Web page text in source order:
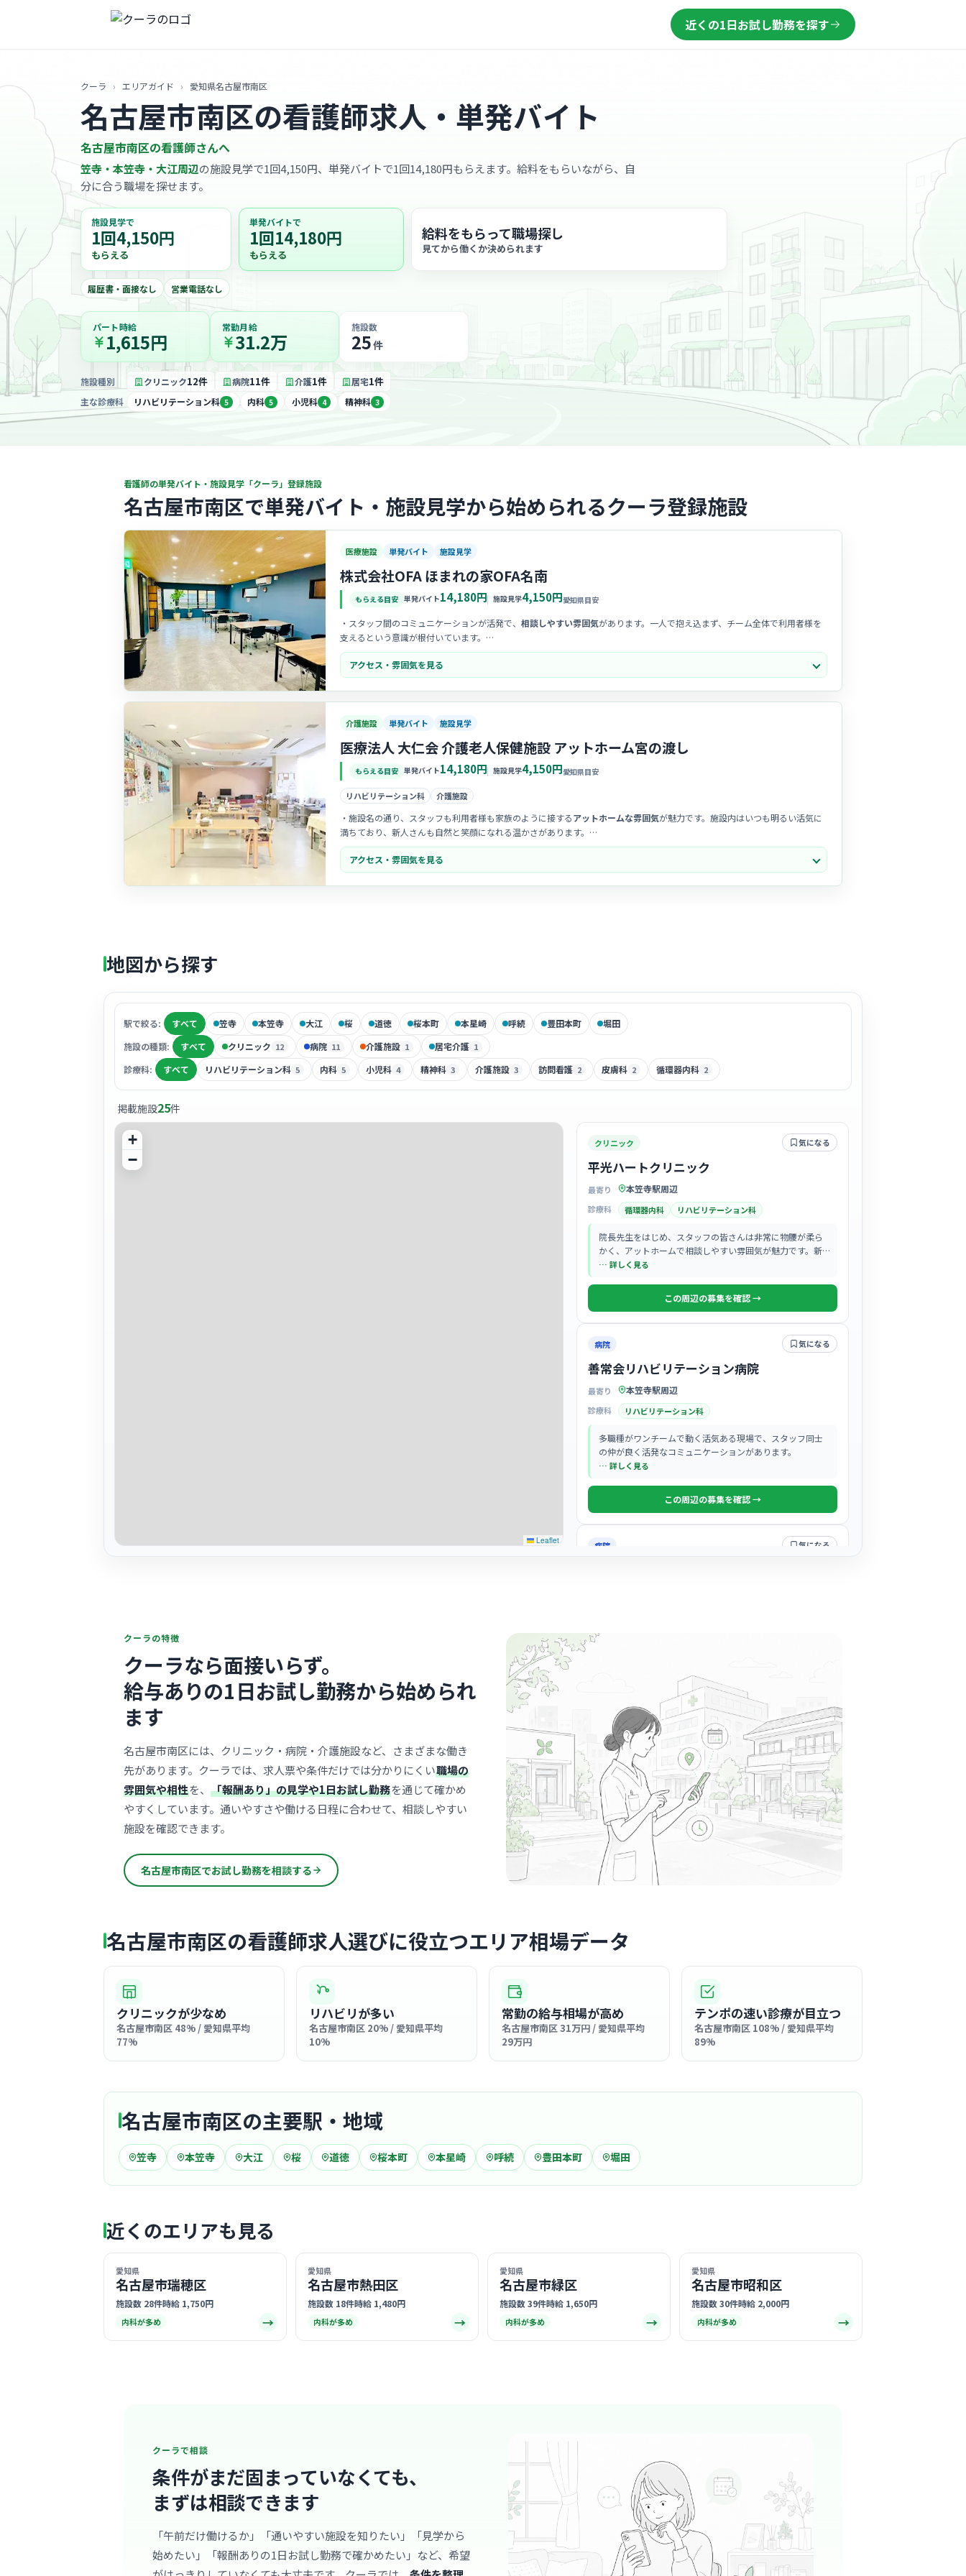
近くの1日お試し勤務を探す
クーラ › エリアガイド › 愛知県名古屋市南区
名古屋市南区の看護師求人・単発バイト
名古屋市南区の看護師さんへ
笠寺・本笠寺・大江周辺の施設見学で1回4,150円、単発バイトで1回14,180円もらえます。給料をもらいながら、自
分に合う職場を探せます。
施設見学で
1回4,150円
もらえる
単発バイトで
1回14,180円
もらえる
給料をもらって職場探し
見てから働くか決められます
履歴書・面接なし 営業電話なし
パート時給
1,615円
常勤月給
31.2万
施設数
25件
施設種別 クリニック12件 病院11件 介護1件 居宅1件
主な診療科 リハビリテーション科 5 内科 5 小児科 4 精神科 3
看護師の単発バイト・施設見学「クーラ」登録施設
名古屋市南区で単発バイト・施設見学から始められるクーラ登録施設
医療施設 単発バイト 施設見学
株式会社OFA ほまれの家OFA名南
もらえる目安 単発バイト14,180円 施設見学4,150円愛知県目安
・スタッフ間のコミュニケーションが活発で、 相談しやすい雰囲気があります。一人で抱え込まず、チーム全体で利用者様を
支えるという意識が根付いています。
・利用者様との心の交流を大切にする「温かい看護」を掲げています。忙しさに追われるだけでなく、一人ひとりと丁寧に向
き合いたい方にぴったりの職場です。
・新しい意見も取り入れてくれる柔軟な社風があり、風通しの良さが魅力です。ブランクがある方や転職者も温かく迎え入れ
てくれる文化が育まれています。
アクセス・雰囲気を見る
介護施設 単発バイト 施設見学
医療法人 大仁会 介護老人保健施設 アットホーム宮の渡し
もらえる目安 単発バイト14,180円 施設見学4,150円愛知県目安
リハビリテーション科 介護施設
・施設名の通り、スタッフも利用者様も家族のように接するアットホームな雰囲気が魅力です。施設内はいつも明るい活気に
満ちており、新人さんも自然と笑顔になれる温かさがあります。
・多職種間の垣根が低く、困ったときには職種を問わず助け合える協力体制が根付いています。お互いを尊重し合う文化があ
るため、人間関係のストレスが少なく、長く働きやすい職場です。
・利用者様一人ひとりとの心の交流を大切にしており、穏やかな時間が流れています。寄り添った看護を実践したい方にとっ
て、非常にやりがいを感じられるポジティブな環境が整っています。
アクセス・雰囲気を見る
地図から探す
駅で絞る: すべて 笠寺 本笠寺 大江 桜 道徳 桜本町 本星崎 呼続 豊田本町
堀田
施設の種類:
すべて クリニック 12 病院 11 介護施設 1 居宅介護 1
診療科: すべて リハビリテーション科 5 内科 5 小児科 4 精神科 3 介護施設 3 訪問看護 2 皮膚科 2 循環器内科 2
掲載施設25件
+
−
Leaflet
クリニック 気になる
平光ハートクリニック
最寄り 本笠寺駅周辺
診療科 循環器内科 リハビリテーション科
院長先生をはじめ、スタッフの皆さんは非常に物腰が柔ら
かく、アットホームで相談しやすい雰囲気が魅力です。新
しく入った看護師さんもすぐに馴染めるよう、周囲が温か
… 詳しく見る
この周辺の募集を確認 →
病院 気になる
善常会リハビリテーション病院
最寄り 本笠寺駅周辺
診療科 リハビリテーション科
多職種がワンチームで動く活気ある現場で、スタッフ同士
の仲が良く活発なコミュニケーションがあります。
… 詳しく見る
この周辺の募集を確認 →
病院 気になる
士が優しい笑顔と思いやりの言葉を掛け合う、明るく風通
この周辺の募集を確認 →
気になる
医療法人 笠寺病院
最寄り 笠寺駅周辺
地域に根ざしたケアミックス病院として、患者様一人ひと
りに寄り添ったアットホームで温かい看護を実践してお
り、院内は常に穏やかな空気が流れています。
… 詳しく見る
名南ふれあい病院
やかで温かい雰囲気に包まれています。ゆったりとした時
間が流れているため、一人ひとりに寄り添った看護を実践
したい方に最適です。
… 詳しく見る
この周辺の募集を確認 →
最寄り
本笠寺駅周辺
スタッフ同士の距離が近く、アットホームで相談しやすい
雰囲気があるのがこの病院の大きな自慢です。
井上医院
本笠寺駅周辺
クリニック 気になる
医療法人カケヒ内科小児科
桜駅周辺
診療科 内科 小児科 +1
クーラの特徴
クーラなら面接いらず。
給与ありの1日お試し勤務から始められ
ます
名古屋市南区には、クリニック・病院・介護施設など、さまざまな働き
先があります。クーラでは、求人票や条件だけでは分かりにくい職場の
雰囲気や相性を、 「報酬あり」の見学や1日お試し勤務を通じて確かめ
やすくしています。通いやすさや働ける日程に合わせて、相談しやすい
施設を確認できます。
名古屋市南区でお試し勤務を相談する
名古屋市南区の看護師求人選びに役立つエリア相場データ
クリニックが少なめ
名古屋市南区 48% / 愛知県平均
77%
リハビリが多い
名古屋市南区 20% / 愛知県平均
10%
常勤の給与相場が高め
名古屋市南区 31万円 / 愛知県平均
29万円
テンポの速い診療が目立つ
名古屋市南区 108% / 愛知県平均
89%
名古屋市南区の主要駅・地域
笠寺 本笠寺 大江 桜 道徳 桜本町 本星崎 呼続 豊田本町 堀田
近くのエリアも見る
愛知県
名古屋市瑞穂区
施設数 28件時給 1,750円
内科が多め →
愛知県
名古屋市熱田区
施設数 18件時給 1,480円
内科が多め →
愛知県
名古屋市緑区
施設数 39件時給 1,650円
内科が多め →
愛知県
名古屋市昭和区
施設数 30件時給 2,000円
内科が多め →
クーラで相談
条件がまだ固まっていなくても、
まずは相談できます
「午前だけ働けるか」「通いやすい施設を知りたい」「見学から
始めたい」「報酬ありの1日お試し勤務で確かめたい」など、希望